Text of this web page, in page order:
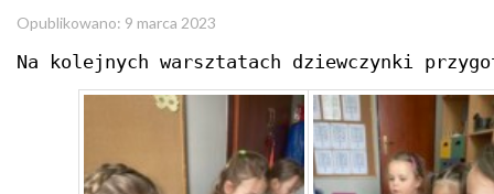
Opublikowano: 9 marca 2023
Na kolejnych warsztatach dziewczynki